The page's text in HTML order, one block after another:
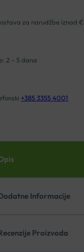
za narudžbe iznad
2 – 5 dana
+385 3355 4001
Informacije
Proizvoda